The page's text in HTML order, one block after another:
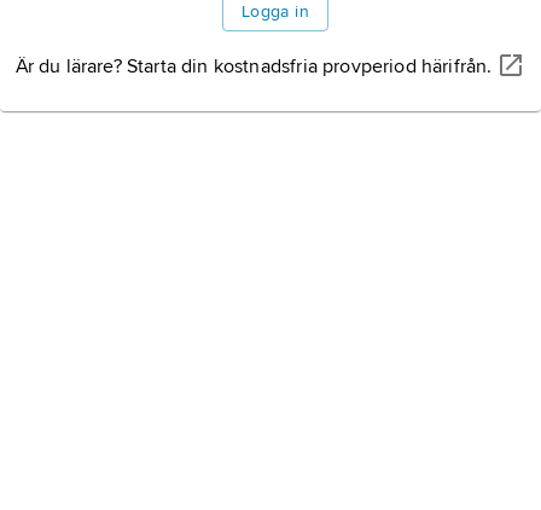
Logga in
Är du lärare? Starta din kostnadsfria provperiod härifrån.